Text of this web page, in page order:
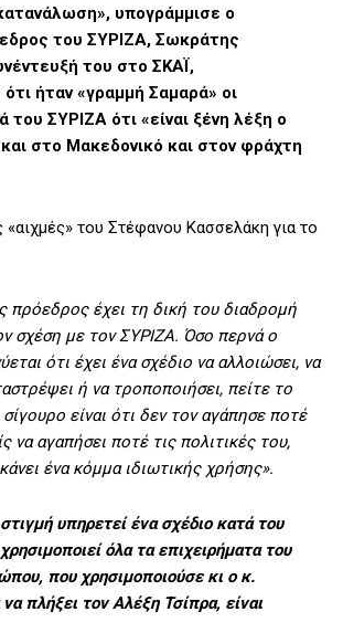
υπογράμμισε ο
του ΣΥΡΙΖΑ, Σωκράτης
του στο ΣΚΑΪ,
ήταν «γραμμή Σαμαρά» οι
του ΣΥΡΙΖΑ ότι «είναι ξένη λέξη ο
στο Μακεδονικό και στον φράχτη
«αιχμές» του Στέφανου Κασσελάκη για το
πρόεδρος έχει τη δική του διαδρομή
σχέση με τον ΣΥΡΙΖΑ. Όσο περνά ο
ότι έχει ένα σχέδιο να αλλοιώσει, να
ή να τροποποιήσει, πείτε το
είναι ότι δεν τον αγάπησε ποτέ
να αγαπήσει ποτέ τις πολιτικές του,
ένα κόμμα ιδιωτικής χρήσης».
υπηρετεί ένα σχέδιο κατά του
όλα τα επιχειρήματα του
που χρησιμοποιούσε κι ο κ.
πλήξει τον Αλέξη Τσίπρα, είναι